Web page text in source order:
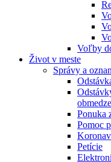
Voľby
Život v meste
Správy a
Ponuka
Pomoc
Petície